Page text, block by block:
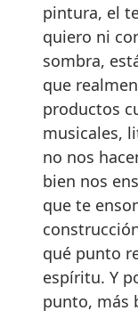
pintura, el
quiero ni
sombra,
que
productos
musicales,
no nos
bien nos
que te
qué punto
espíritu. Y
punto, más